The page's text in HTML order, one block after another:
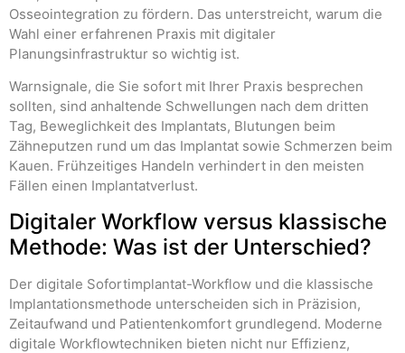
Osseointegration zu fördern. Das unterstreicht, warum die
Wahl einer erfahrenen Praxis mit digitaler
Planungsinfrastruktur so wichtig ist.
Warnsignale, die Sie sofort mit Ihrer Praxis besprechen
sollten, sind anhaltende Schwellungen nach dem dritten
Tag, Beweglichkeit des Implantats, Blutungen beim
Zähneputzen rund um das Implantat sowie Schmerzen beim
Kauen. Frühzeitiges Handeln verhindert in den meisten
Fällen einen Implantatverlust.
Digitaler Workflow versus klassische
Methode: Was ist der Unterschied?
Der digitale Sofortimplantat-Workflow und die klassische
Implantationsmethode unterscheiden sich in Präzision,
Zeitaufwand und Patientenkomfort grundlegend. Moderne
digitale Workflowtechniken bieten nicht nur Effizienz,